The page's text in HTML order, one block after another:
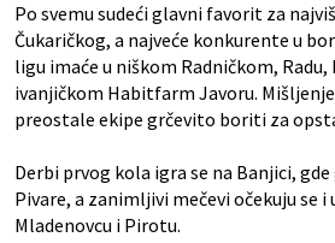
Po svemu sudeći glavni favorit za
Čukaričkog, a najveće konkurente u
ligu imaće u niškom Radničkom,
ivanjičkom Habitfarm Javoru. Mišljenje
preostale ekipe grčevito boriti za
Derbi prvog kola igra se na Banjici,
Pivare, a zanimljivi mečevi očekuju se
Mladenovcu i Pirotu.